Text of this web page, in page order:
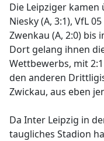
Die Leipziger kamen
Niesky (A, 3:1), VfL
Zwenkau (A, 2:0) bis
Dort gelang ihnen
Wettbewerbs, mit
den anderen
Zwickau, aus eben
Da Inter Leipzig in
taugliches Stadion